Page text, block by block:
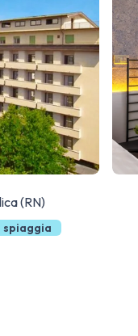
(RN)
spiaggia